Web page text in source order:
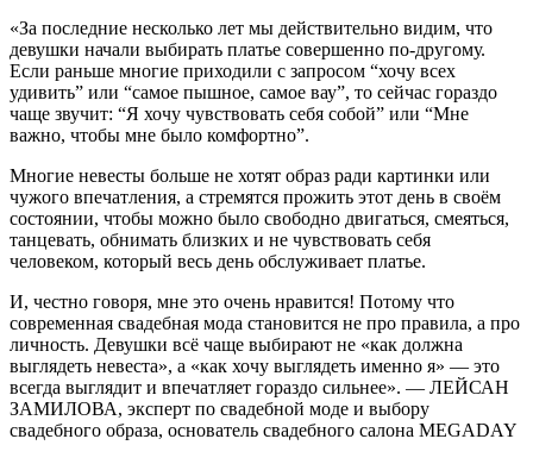
«За последние несколько лет мы действительно видим, что
девушки начали выбирать платье совершенно по-другому.
Если раньше многие приходили с запросом “хочу всех
удивить” или “самое пышное, самое вау”, то сейчас гораздо
чаще звучит: “Я хочу чувствовать себя собой” или “Мне
важно, чтобы мне было комфортно”.
Многие невесты больше не хотят образ ради картинки или
чужого впечатления, а стремятся прожить этот день в своём
состоянии, чтобы можно было свободно двигаться, смеяться,
танцевать, обнимать близких и не чувствовать себя
человеком, который весь день обслуживает платье.
И, честно говоря, мне это очень нравится! Потому что
современная свадебная мода становится не про правила, а про
личность. Девушки всё чаще выбирают не «как должна
выглядеть невеста», а «как хочу выглядеть именно я» — это
всегда выглядит и впечатляет гораздо сильнее». — ЛЕЙСАН
ЗАМИЛОВА, эксперт по свадебной моде и выбору
свадебного образа, основатель свадебного салона MEGADAY